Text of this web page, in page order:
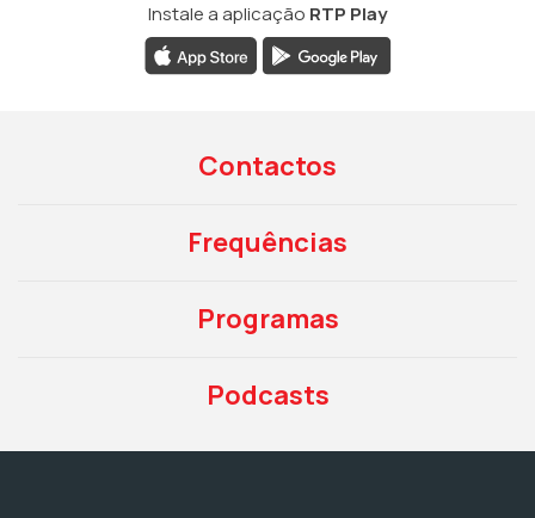
Instale a aplicação RTP Play
Contactos
Frequências
Programas
Podcasts